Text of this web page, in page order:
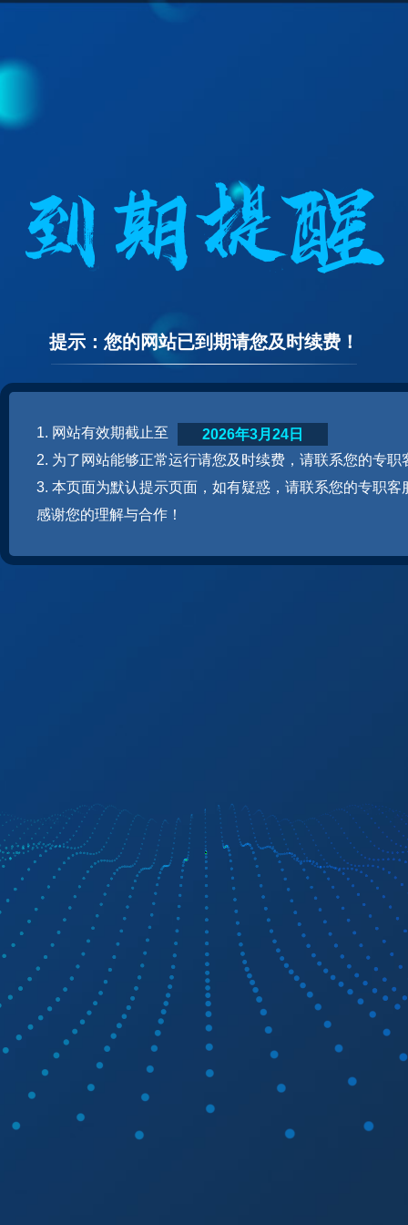
提示：您的网站已到期请您及时续费！
1. 网站有效期截止至
2. 为了网站能够正常运行请您及时续费，请联系您的专职
3. 本页面为默认提示页面，如有疑惑，请联系您的专职客
感谢您的理解与合作！
2026年3月24日